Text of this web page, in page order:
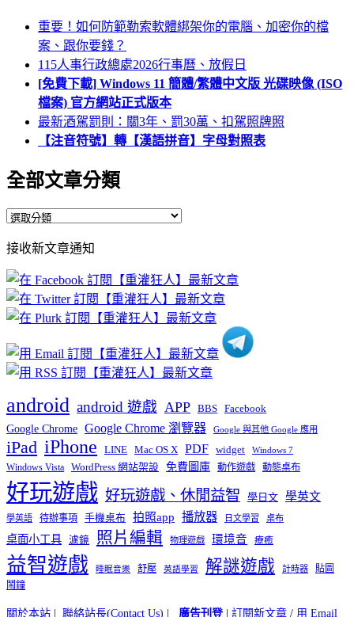
重要！如何防範勒索軟體綁架你的電腦、加密你的檔
案、跟你要錢？
115人事行政總處2026行事曆、放假日
[免費下載] Windows 11 簡體/繁體中文版 光碟映像 (ISO
檔案) 官方網站正式版本
最新酒駕罰則：關3年、罰30萬、扣駕照牌照
【注音符號】轉【漢語拼音】字母對照表
全部文章分類
全
文
章
分
類
接收新文章通知
android android 遊戲 APP BBS Facebook
Google Chrome Google Chrome 瀏覽器 Google 與其他 Google 應用
iPad iPhone LINE Mac OS X PDF widget Windows 7
Windows Vista WordPress 網站架設 免費圖庫 動作遊戲 動態桌布
好玩遊戲 好玩遊戲、休閒益智 學日文 學英文
學英語 待辦事項 手機桌布 拍照app 播放器 日文學習 桌布
桌面小工具 濾鏡 照片編輯 物理遊戲 環境音 療癒
益智遊戲 睡眠音樂 舒壓 英語學習 解謎遊戲 計時器
貼圖
鬧鐘
關於本站 | 聯絡站長(Contact Us) | 廣告刊登| 訂閱新文章 / 用 Email